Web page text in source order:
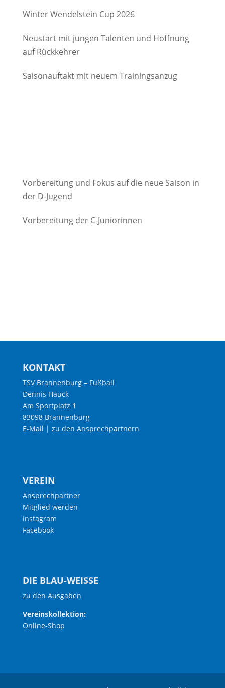
Winter Wendelstein Cup 2026
Neustart mit jungen Talenten und Hoffnung
auf Rückkehrer
Saisonauftakt mit neuem Trainingsanzug
Vorbereitung und Fokus auf die neue Saison in
der D-Jugend
Vorbereitung der C-Juniorinnen
KONTAKT
TSV Brannenburg – Fußball
Dennis Hauck
Am Sportplatz 1
83098 Brannenburg
E-Mail | zu den Ansprechpartnern
VEREIN
Ansprechpartner
Mitglied werden
Instagram
Facebook
DIE BLAU-WEISSE
zu den Ausgaben
Vereinskollektion:
Online-Shop